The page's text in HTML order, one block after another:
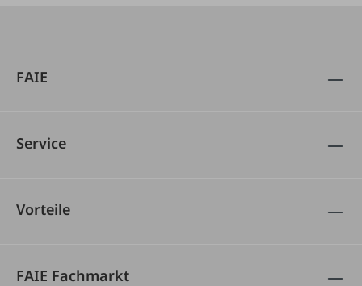
FAIE
Service
Vorteile
FAIE Fachmarkt